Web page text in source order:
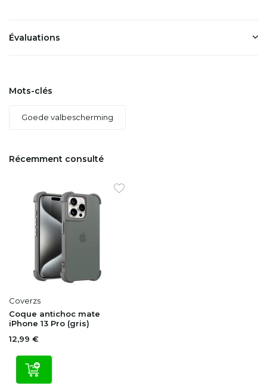
Évaluations
Mots-clés
Goede valbescherming
Récemment consulté
Coverzs
Coque antichoc mate
iPhone 13 Pro (gris)
12,99 €